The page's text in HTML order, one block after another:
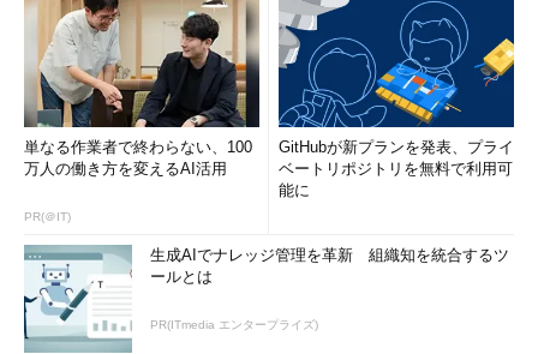
単なる作業者で終わらない、100
万人の働き方を変えるAI活用
PR(＠IT)
GitHubが新プランを発表、プライ
ベートリポジトリを無料で利用可
能に
生成AIでナレッジ管理を革新 組織知を統合するツ
ールとは
PR(ITmedia エンタープライズ)